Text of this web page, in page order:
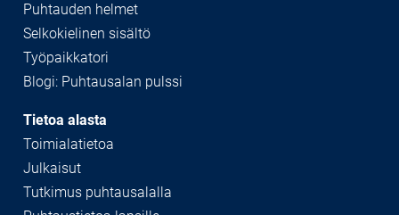
Puhtauden helmet
Selkokielinen sisältö
Työpaikkatori
Blogi: Puhtausalan pulssi
Tietoa alasta
Toimialatietoa
Julkaisut
Tutkimus puhtausalalla